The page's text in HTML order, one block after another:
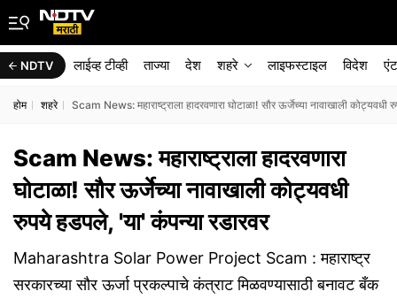
NDTV लाईव्ह टीव्ही ताज्या देश शहरे लाइफस्टाइल विदेश
होम शहरे Scam News: महाराष्ट्राला हादरवणारा घोटाळा! सौर ऊर्जेच्या नावाखाली
Scam News: महाराष्ट्राला हादरवणारा
घोटाळा! सौर ऊर्जेच्या नावाखाली कोट्यवधी
रुपये हडपले, 'या' कंपन्या रडारवर
Maharashtra Solar Power Project Scam : महाराष्ट्र
सरकारच्या सौर ऊर्जा प्रकल्पाचे कंत्राट मिळवण्यासाठी बनावट बँक